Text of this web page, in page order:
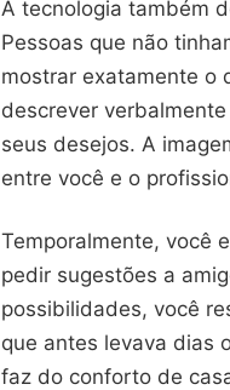
A tecnologia também
Pessoas que não
mostrar exatamente o
descrever
seus desejos. A
entre você e o
Temporalmente, você
pedir sugestões a
possibilidades, você
que antes levava dias
faz do conforto de